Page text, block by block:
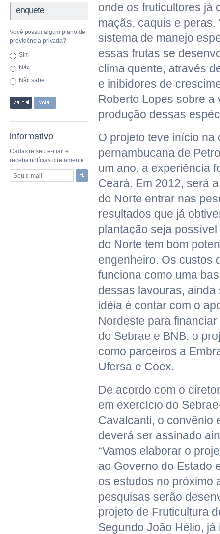
enquete
Você possui algum plano de
previdência privada?
Sim
Não
Não sabe
informativo
Cadastre seu e-mail e
receba notícias diretamente
Seu e-mail
onde os fruticultores já
maçãs, caquis e peras.
sistema de manejo
essas frutas se
clima quente, através
e inibidores de
Roberto Lopes sobre a
produção dessas
O projeto teve início na
pernambucana de
um ano, a experiência
Ceará. Em 2012, será
do Norte entrar nas
resultados que já
plantação seja
do Norte tem bom
engenheiro. Os custos
funciona como uma
dessas lavouras, ainda
idéia é contar com o
Nordeste para
do Sebrae e BNB, o
como parceiros a
Ufersa e Coex.
De acordo com o
em exercício do
Cavalcanti, o convênio
deverá ser assinado
“Vamos elaborar o
ao Governo do Estado
os estudos no próximo
pesquisas serão
projeto de Fruticultura
Segundo João Hélio,